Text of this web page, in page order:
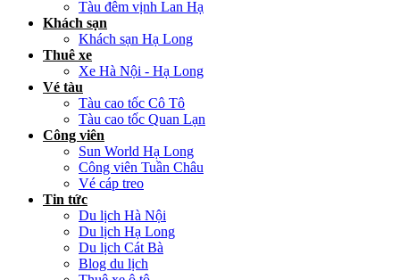
Tàu đêm vịnh Lan Hạ
Khách sạn
Khách sạn Hạ Long
Thuê xe
Xe Hà Nội - Hạ Long
Vé tàu
Tàu cao tốc Cô Tô
Tàu cao tốc Quan Lạn
Công viên
Sun World Hạ Long
Công viên Tuần Châu
Vé cáp treo
Tin tức
Du lịch Hà Nội
Du lịch Hạ Long
Du lịch Cát Bà
Blog du lịch